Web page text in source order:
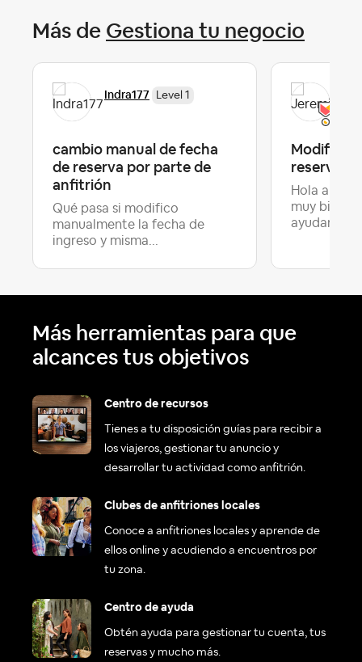
Más de Gestiona tu negocio
Indra177 Level 1
cambio manual de fecha
de reserva por parte de
anfitrión
Qué pasa si modifico
manualmente la fecha de
ingreso y misma...
reserva
Hola a
muy bien!!
ayudar
Más herramientas para que
alcances tus objetivos
Centro de recursos
Tienes a tu disposición guías para recibir a
los viajeros, gestionar tu anuncio y
desarrollar tu actividad como anfitrión.
Clubes de anfitriones locales
Conoce a anfitriones locales y aprende de
ellos online y acudiendo a encuentros por
tu zona.
Centro de ayuda
Obtén ayuda para gestionar tu cuenta, tus
reservas y mucho más.